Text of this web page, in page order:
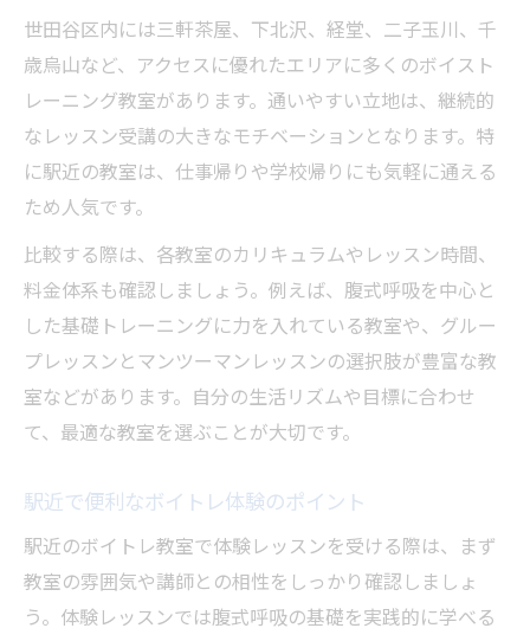
世田谷区内には三軒茶屋、下北沢、経堂、二子玉川、千
歳烏山など、アクセスに優れたエリアに多くのボイスト
レーニング教室があります。通いやすい立地は、継続的
なレッスン受講の大きなモチベーションとなります。特
に駅近の教室は、仕事帰りや学校帰りにも気軽に通える
ため人気です。
比較する際は、各教室のカリキュラムやレッスン時間、
料金体系も確認しましょう。例えば、腹式呼吸を中心と
した基礎トレーニングに力を入れている教室や、グルー
プレッスンとマンツーマンレッスンの選択肢が豊富な教
室などがあります。自分の生活リズムや目標に合わせ
て、最適な教室を選ぶことが大切です。
駅近で便利なボイトレ体験のポイント
駅近のボイトレ教室で体験レッスンを受ける際は、まず
教室の雰囲気や講師との相性をしっかり確認しましょ
う。体験レッスンでは腹式呼吸の基礎を実践的に学べる